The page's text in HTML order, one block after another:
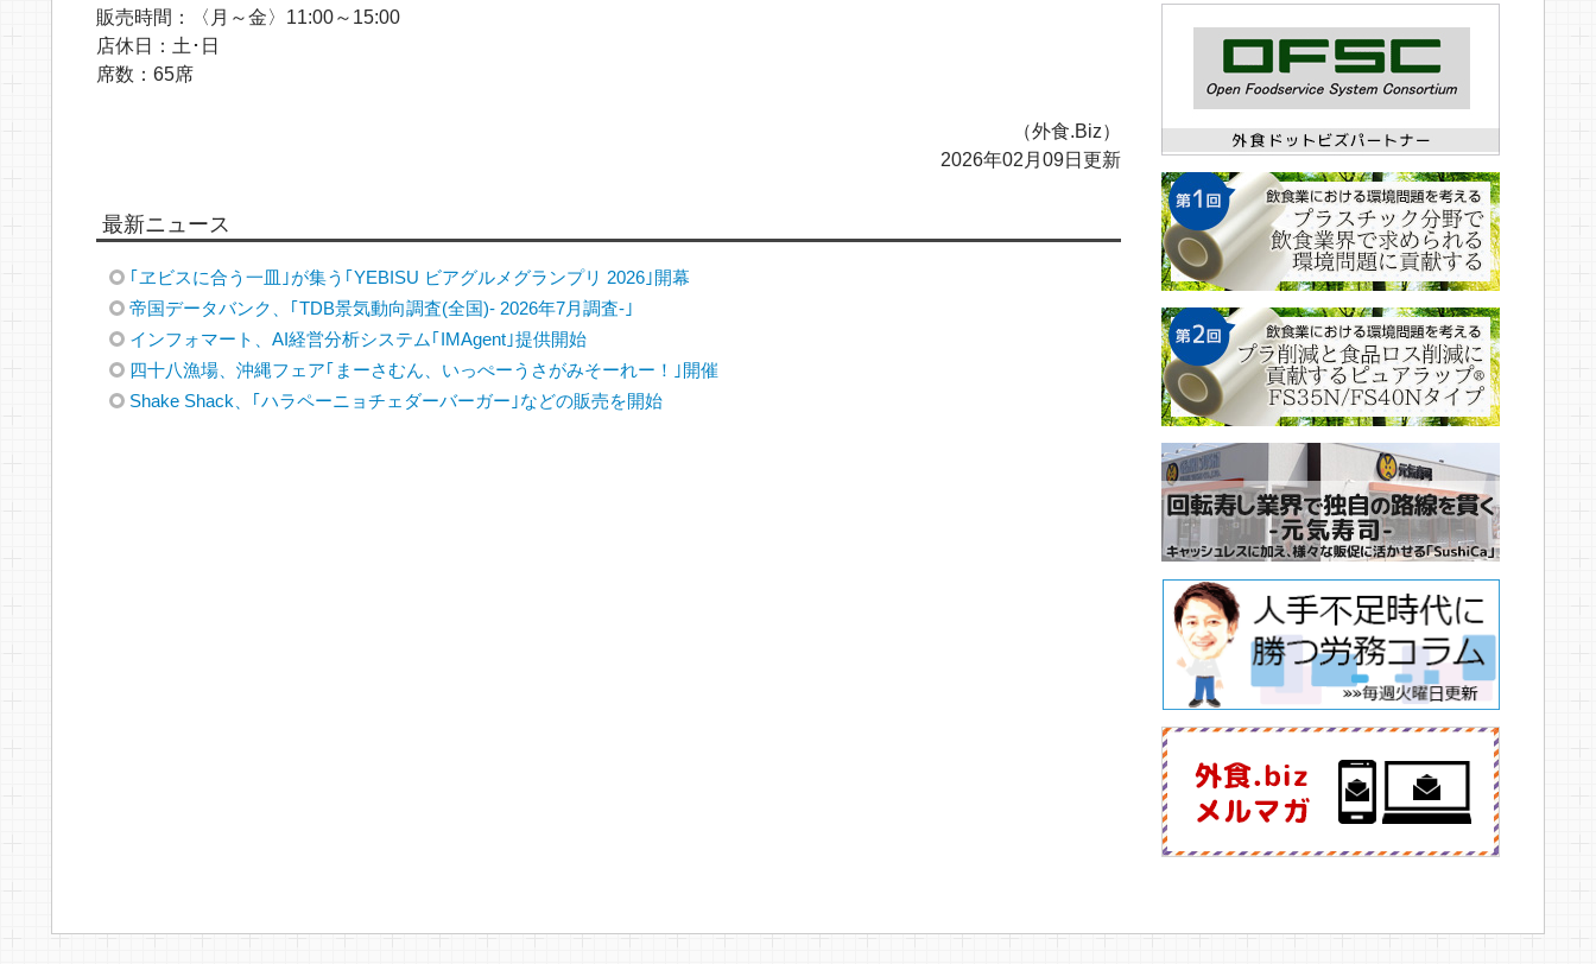
販売時間：〈月～金〉11:00～15:00
店休日：土･日
席数：65席
（外食.Biz）
2026年02月09日更新
最新ニュース
｢ヱビスに合う一皿｣が集う｢YEBISU ビアグルメグランプリ 2026｣開幕
帝国データバンク、｢TDB景気動向調査(全国)- 2026年7月調査-｣
インフォマート、AI経営分析システム｢IMAgent｣提供開始
四十八漁場、沖縄フェア｢まーさむん、いっぺーうさがみそーれー！｣開催
Shake Shack、｢ハラペーニョチェダーバーガー｣などの販売を開始